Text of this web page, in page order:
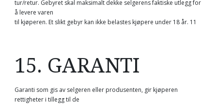
tur/retur. Gebyret skal maksimalt dekke selgerens faktiske utlegg for
å levere varen
til kjøperen. Et slikt gebyr kan ikke belastes kjøpere under 18 år. 11
15. GARANTI
Garanti som gis av selgeren eller produsenten, gir kjøperen
rettigheter i tillegg til de